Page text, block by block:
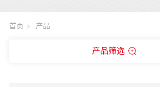
首页 产品
产品筛选